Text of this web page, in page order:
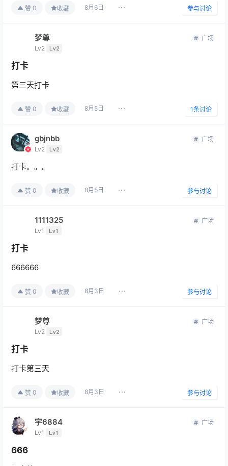
赞 0 收藏 8月6日 参与讨论
梦尊
Lv2 Lv2
广场
打卡
第三天打卡
赞 0 收藏 8月5日 1条讨论
gbjnbb
Lv2 Lv2
广场
打卡。。。
赞 0 收藏 8月5日 参与讨论
1111325
Lv1 Lv1
广场
打卡
666666
赞 0 收藏 8月3日 参与讨论
梦尊
Lv2 Lv2
广场
打卡
打卡第三天
赞 0 收藏 8月3日 参与讨论
宇6884
Lv1 Lv1
广场
666